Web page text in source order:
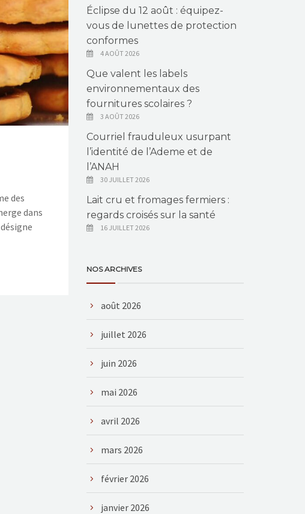
des
dans
Éclipse du 12 août : équipez-
vous de lunettes de protection
conformes
4 AOÛT 2026
Que valent les labels
environnementaux des
fournitures scolaires ?
3 AOÛT 2026
Courriel frauduleux usurpant
l’identité de l’Ademe et de
l’ANAH
30 JUILLET 2026
Lait cru et fromages fermiers :
regards croisés sur la santé
16 JUILLET 2026
NOS ARCHIVES
août 2026
juillet 2026
juin 2026
mai 2026
avril 2026
mars 2026
février 2026
janvier 2026